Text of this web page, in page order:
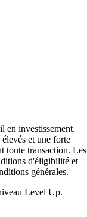
en investissement.
et une forte
toute transaction. Les
d'éligibilité et
générales.
Level Up.